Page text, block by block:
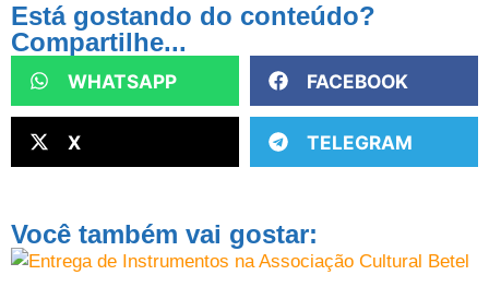
Está gostando do conteúdo?
Compartilhe...
WHATSAPP FACEBOOK
X TELEGRAM
Você também vai gostar: